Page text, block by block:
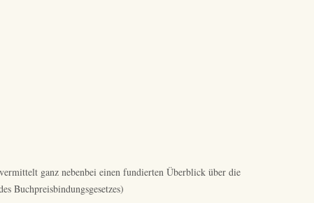
ganz nebenbei einen fundierten Überblick über die
Buchpreisbindungsgesetzes)